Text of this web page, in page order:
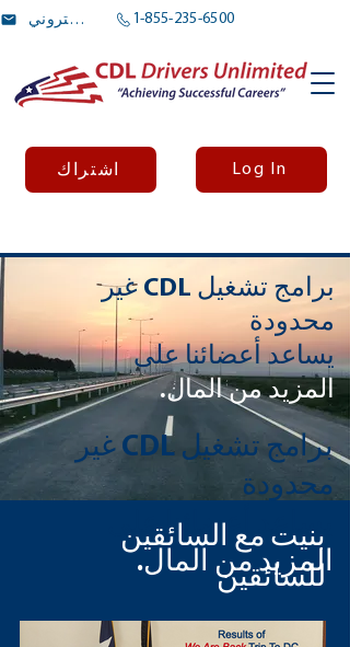
بريد الالكتروني 1-855-235-6500
اشتراك Log In
برامج تشغيل CDL غير
محدودة
يساعد أعضائنا على
المزيد من المال.
برامج تشغيل CDL غير
محدودة
يساعد أعضائنا على
المزيد من المال.
بنيت مع السائقين
للسائقين